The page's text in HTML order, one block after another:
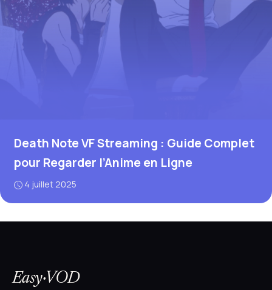
Death Note VF Streaming : Guide Complet
pour Regarder l’Anime en Ligne
4 juillet 2025
Easy·VOD